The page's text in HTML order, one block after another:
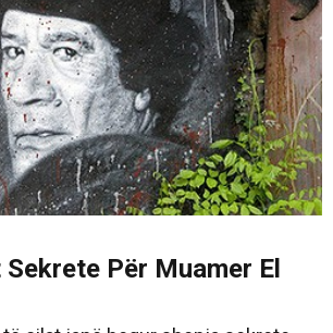
Për Muamer El